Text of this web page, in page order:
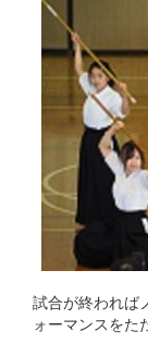
試合が終われば
ォーマンスをた